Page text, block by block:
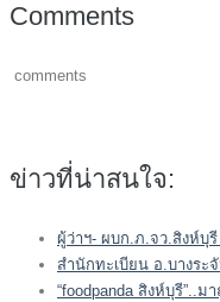
Comments
comments
ข่าวที่น่าสนใจ:
ผู้ว่าฯ- ผบก.ภ.จว.สิงห์บุ
สำนักทะเบียน อ.บางระ
“foodpanda สิงห์บุรี”..